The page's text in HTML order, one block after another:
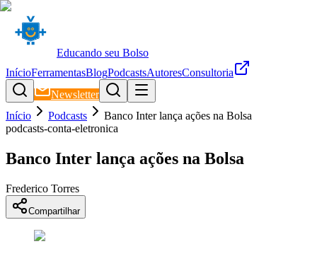
Educando seu Bolso
InícioFerramentasBlogPodcastsAutoresConsultoria
Newsletter
Início
Podcasts
Banco Inter lança ações na Bolsa
podcasts-conta-eletronica
Banco Inter lança ações na Bolsa
Frederico Torres
Compartilhar